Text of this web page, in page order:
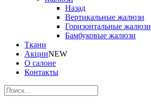
Назад
Вертикальные жалюзи
Горизонтальные жалюзи
Бамбуковые жалюзи
Ткани
АкцииNEW
О салоне
Контакты